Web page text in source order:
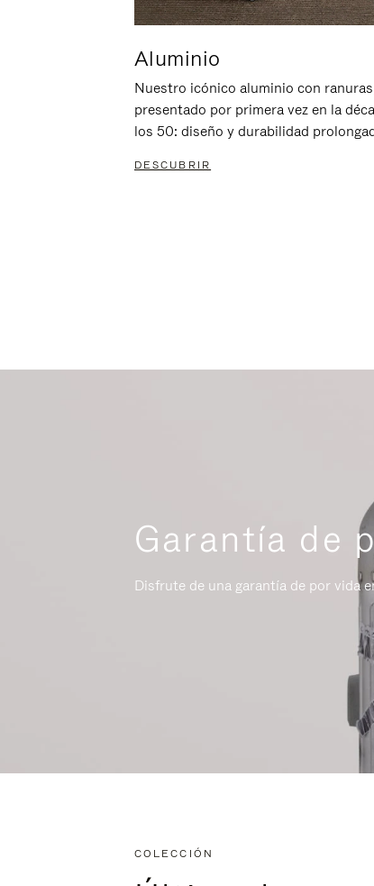
Aluminio
Nuestro icónico aluminio con
presentado por primera vez en la
los 50: diseño y durabilidad
DESCUBRIR
Garantía de
Disfrute de una garantía de por vida
COLECCIÓN